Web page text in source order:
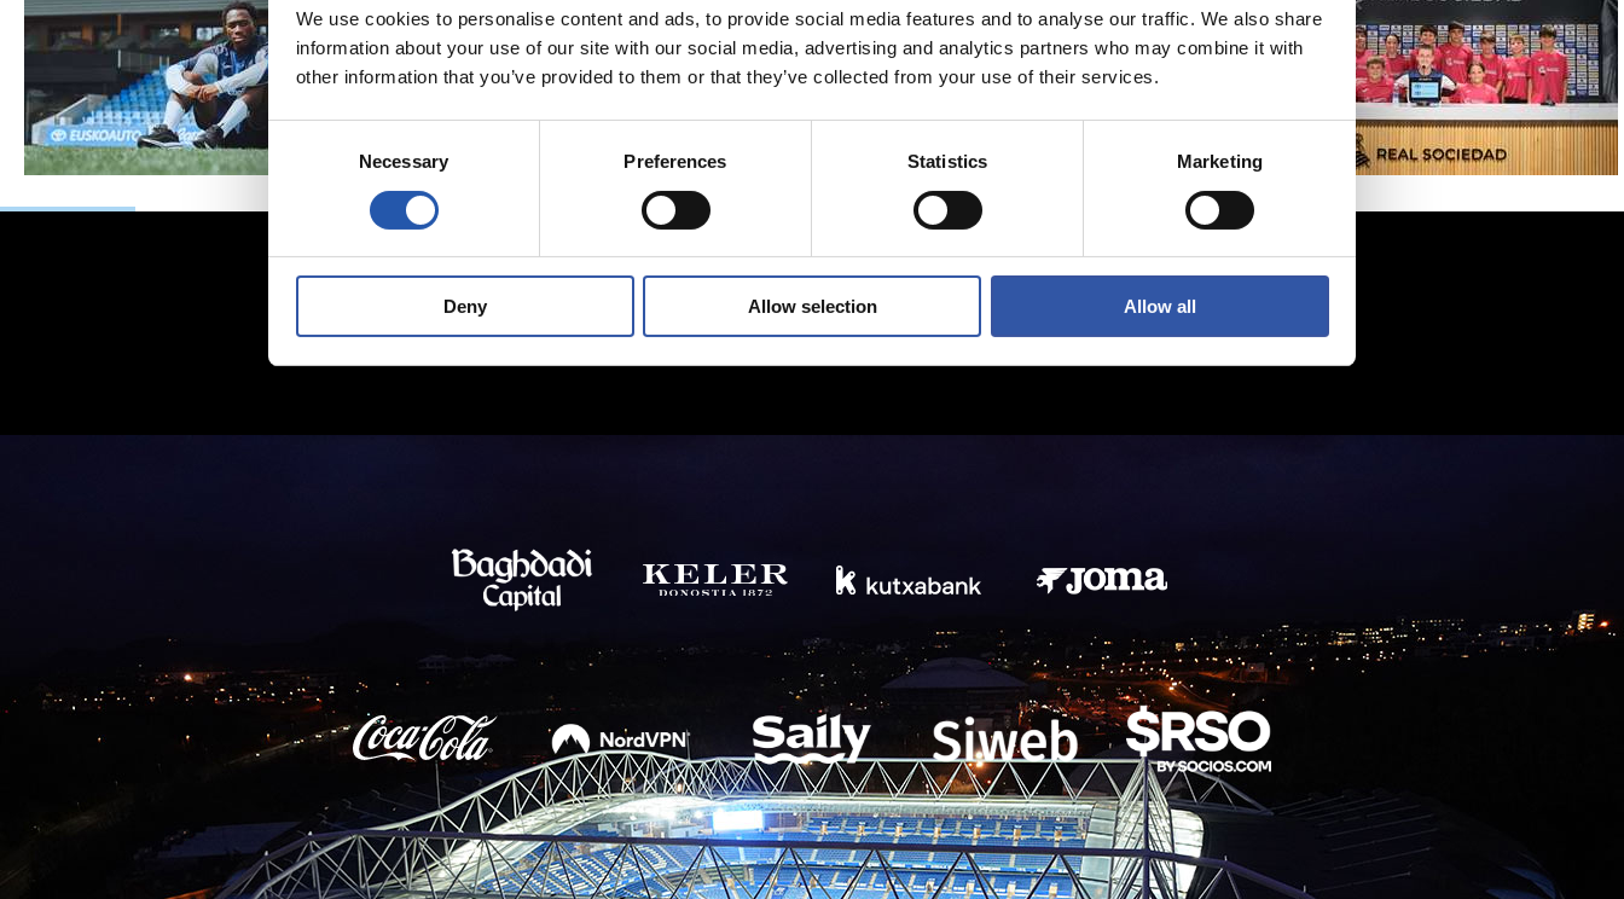
We use cookies to personalise content and ads, to provide social media features and to analyse our traffic. We also share
information about your use of our site with our social media, advertising and analytics partners who may combine it with
other information that you’ve provided to them or that they’ve collected from your use of their services.
Necessary Preferences Statistics Marketing
Deny Allow selection Allow all